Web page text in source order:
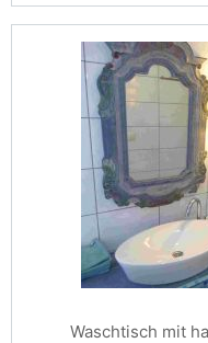
Waschtisch mit